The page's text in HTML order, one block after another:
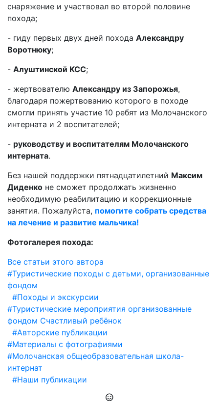
снаряжение и участвовал во второй половине
похода;
- гиду первых двух дней похода Александру
Воротнюку;
- Алуштинской КСС;
- жертвователю Александру из Запорожья,
благодаря пожертвованию которого в походе
смогли принять участие 10 ребят из Молочанского
интернатa и 2 воспитателей;
- руководству и воспитателям Молочанского
интерната.
Без нашей поддержки пятнадцатилетний Максим
Диденко не сможет продолжать жизненно
необходимую реабилитацию и коррекционные
занятия. Пожалуйста, помогите собрать средства
на лечение и развитие мальчика!
Фотогалерея похода:
Все статьи этого автора
#Туристические походы с детьми, организованные
фондом
#Походы и экскурсии
#Туристические мероприятия организованные
фондом Счастливый ребёнок
#Авторские публикации
#Материалы с фотографиями
#Молочанская общеобразовательная школа-
интернат
#Наши публикации